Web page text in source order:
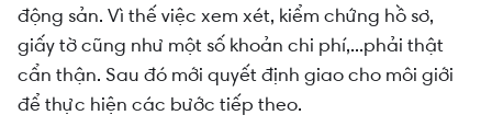
động sản. Vì thế việc xem xét, kiểm chứng hồ sơ,
giấy tờ cũng như một số khoản chi phí,...phải thật
cẩn thận. Sau đó mới quyết định giao cho môi giới
để thực hiện các bước tiếp theo.